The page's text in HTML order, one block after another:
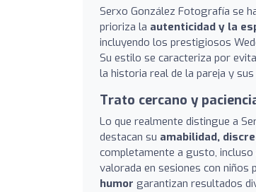
Serxo González Fotografía se
prioriza la autenticidad y la
incluyendo los prestigiosos
Su estilo se caracteriza por
la historia real de la pareja y
Trato cercano y
Lo que realmente distingue a
destacan su amabilidad,
completamente a gusto, incluso
valorada en sesiones con niños
humor garantizan resultados